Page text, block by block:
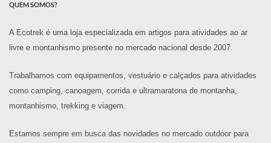
QUEM SOMOS?
A Ecotrek é uma loja especializada em artigos para atividades ao ar
livre e montanhismo presente no mercado nacional desde 2007.
Trabalhamos com equipamentos, vestuário e calçados para atividades
como camping, canoagem, corrida e ultramaratona de montanha,
montanhismo, trekking e viagem.
Estamos sempre em busca das novidades no mercado outdoor para